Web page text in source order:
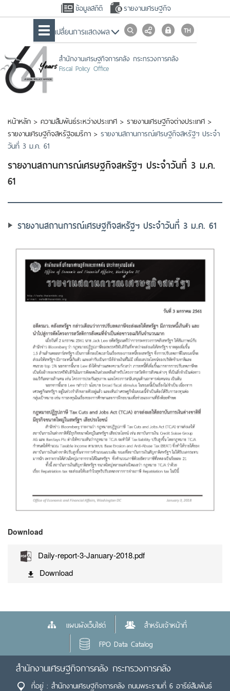
ข้อมูลสถิติ รายงานเศรษฐกิจ
เปลื่ยนการแสดงผล
สำนักงานเศรษฐกิจการคลัง กระทรวงการคลัง
Fiscal Policy Office
หน้าหลัก > ความสัมพันธ์ระหว่างประเทศ > รายงานเศรษฐกิจต่างประเทศ >
รายงานเศรษฐกิจสหรัฐอเมริกา > รายงานสถานการณ์เศรษฐกิจสหรัฐฯ ประจำ
วันที่ 3 ม.ค. 61
รายงานสถานการณ์เศรษฐกิจสหรัฐฯ ประจำวันที่ 3 ม.ค.
61
รายงานสถานการณ์เศรษฐกิจสหรัฐฯ ประจำวันที่ 3 ม.ค. 61
Download
Daily-report-3-January-2018.pdf
Download
แผนผังเว็บไซต์
สำหรับเจ้าหน้าที่
FPO Data Catalog
สำนักงานเศรษฐกิจการคลัง กระทรวงการคลัง
ที่อยู่ : สำนักงานเศรษฐกิจการคลัง ถนนพระรามที่ 6 อารีย์สัมพันธ์